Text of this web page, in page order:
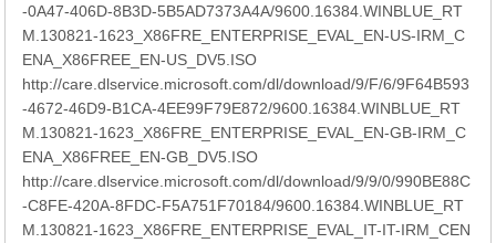
-0A47-406D-8B3D-5B5AD7373A4A/9600.16384.WINBLUE_RT
M.130821-1623_X86FRE_ENTERPRISE_EVAL_EN-US-IRM_C
ENA_X86FREE_EN-US_DV5.ISO
http://care.dlservice.microsoft.com/dl/download/9/F/6/9F64B593
-4672-46D9-B1CA-4EE99F79E872/9600.16384.WINBLUE_RT
M.130821-1623_X86FRE_ENTERPRISE_EVAL_EN-GB-IRM_C
ENA_X86FREE_EN-GB_DV5.ISO
http://care.dlservice.microsoft.com/dl/download/9/9/0/990BE88C
-C8FE-420A-8FDC-F5A751F70184/9600.16384.WINBLUE_RT
M.130821-1623_X86FRE_ENTERPRISE_EVAL_IT-IT-IRM_CEN